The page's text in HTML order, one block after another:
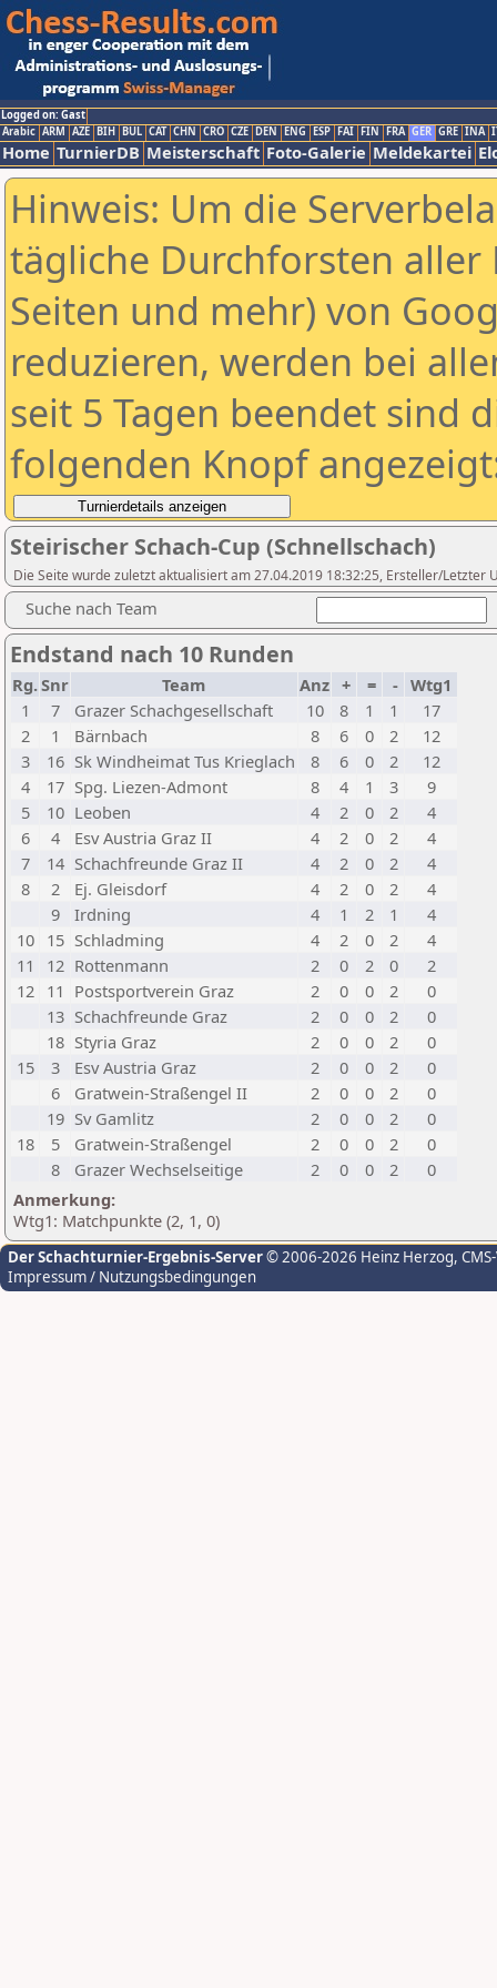
Logged on: Gast
Arabic ARM AZE BIH BUL CAT CHN CRO CZE DEN ENG ESP FAI FIN FRA GER GRE INA
Home TurnierDB Meisterschaft Foto-Galerie Meldekartei
Hinweis: Um die
tägliche Durchforsten aller
Seiten und mehr) von
reduzieren, werden bei
seit 5 Tagen beendet sind
folgenden Knopf
Steirischer Schach-Cup (Schnellschach)
Die Seite wurde zuletzt aktualisiert am 27.04.2019 18:32:25, Ersteller/Letzter
Suche nach Team
Endstand nach 10 Runden
Rg.Snr Team Anz + = - Wtg1
1
7 Grazer Schachgesellschaft 10 8 1 1
17
2
1 Bärnbach 8 6 0 2
12
3
16 Sk Windheimat Tus Krieglach 8 6 0 2
12
4
17 Spg. Liezen-Admont 8 4 1 3
9
5
10 Leoben 4 2 0 2
4
6
4 Esv Austria Graz II 4 2 0 2
4
7
14 Schachfreunde Graz II 4 2 0 2
4
8
2 Ej. Gleisdorf 4 2 0 2
4
9
Irdning 4 1 2 1
4
10 15 Schladming 4 2 0 2
4
11
12 Rottenmann 2 0 2 0
2
12 11 Postsportverein Graz 2 0 0 2
0
13 Schachfreunde Graz 2 0 0 2
0
18 Styria Graz 2 0 0 2
0
15
3 Esv Austria Graz 2 0 0 2
0
6
Gratwein-Straßengel II 2 0 0 2
0
19 Sv Gamlitz 2 0 0 2
0
18
5 Gratwein-Straßengel 2 0 0 2
0
8
Grazer Wechselseitige 2 0 0 2
0
Anmerkung:
Wtg1: Matchpunkte (2, 1, 0)
Der Schachturnier-Ergebnis-Server© 2006-2026 Heinz Herzog,
Impressum / Nutzungsbedingungen